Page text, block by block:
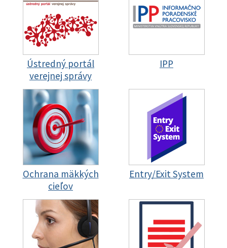
Ústredný portál
verejnej správy
IPP
Ochrana mäkkých
cieľov
Entry/Exit System